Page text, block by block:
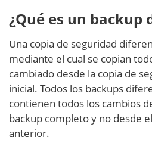
¿Qué es un backup
Una copia de seguridad
mediante el cual se copian
cambiado desde la copia de
inicial. Todos los backups
contienen todos los cambios
backup completo y no desde
anterior.